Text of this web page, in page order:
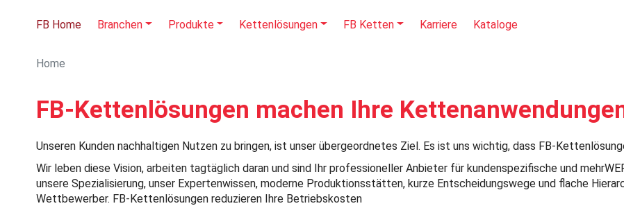
Home
FB-Kettenlösungen machen Ihre
Unseren Kunden nachhaltigen Nutzen zu bringen, ist unser übergeordnetes Ziel. Es ist uns wichtig, dass FB-
Wir leben diese Vision, arbeiten tagtäglich daran und sind Ihr professioneller Anbieter für kundenspezifische und
unsere Spezialisierung, unser Expertenwissen, moderne Produktionsstätten, kurze Entscheidungswege und flache
Wettbewerber. FB-Kettenlösungen reduzieren Ihre Betriebskosten
FB Home Branchen Produkte Kettenlösungen FB Ketten Karriere Kataloge